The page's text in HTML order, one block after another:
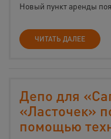
Новый пункт аренды
ЧИТАТЬ ДАЛЕЕ
Депо для
«Ласточек»
помощью